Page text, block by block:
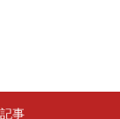
記事